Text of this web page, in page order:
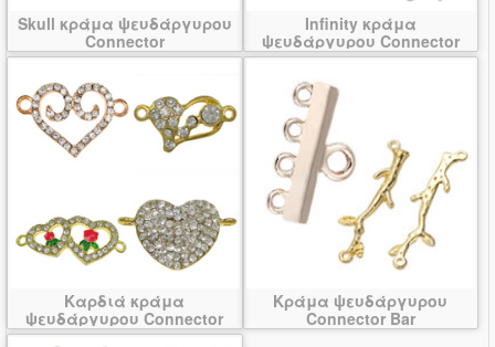
Skull κράμα ψευδάργυρου
Connector
Infinity κράμα
ψευδάργυρου Connector
Καρδιά κράμα
ψευδάργυρου Connector
Κράμα ψευδάργυρου
Connector Bar